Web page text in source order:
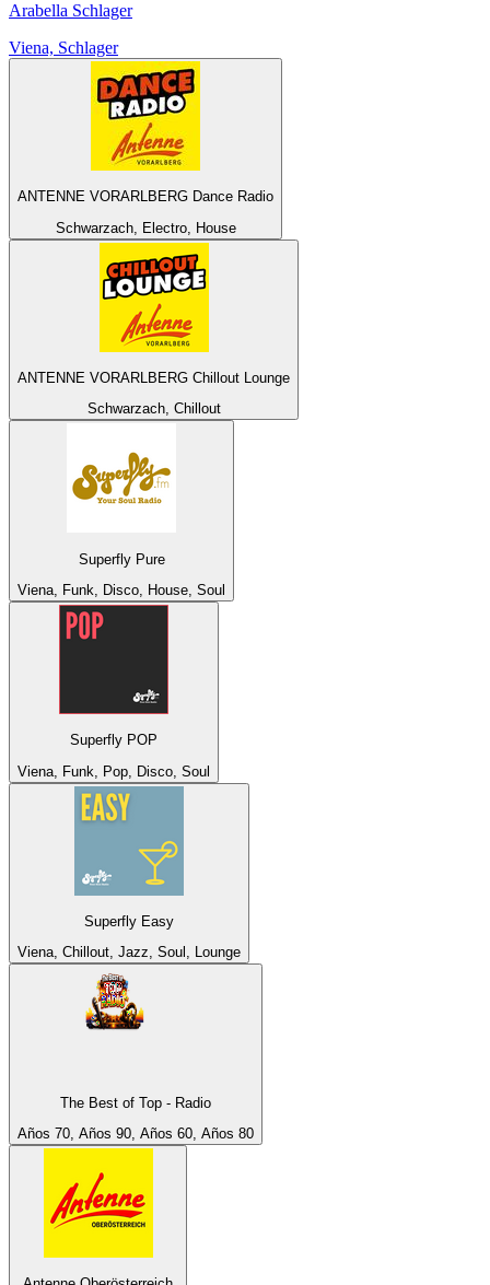
Arabella Schlager
Viena, Schlager
ANTENNE VORARLBERG Dance Radio
Schwarzach, Electro, House
ANTENNE VORARLBERG Chillout Lounge
Schwarzach, Chillout
Superfly Pure
Viena, Funk, Disco, House, Soul
Superfly POP
Viena, Funk, Pop, Disco, Soul
Superfly Easy
Viena, Chillout, Jazz, Soul, Lounge
The Best of Top - Radio
Años 70, Años 90, Años 60, Años 80